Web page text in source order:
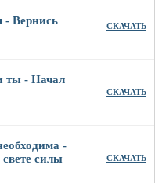
- Вернись СКАЧАТЬ
ты - Начал
СКАЧАТЬ
-
силы
СКАЧАТЬ